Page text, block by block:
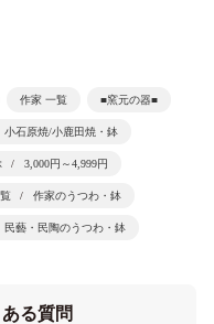
作家 一覧 ■窯元の器■
小石原焼/小鹿田焼・鉢
3,000円～4,999円
作家のうつわ・鉢
民藝・民陶のうつわ・鉢
る質問